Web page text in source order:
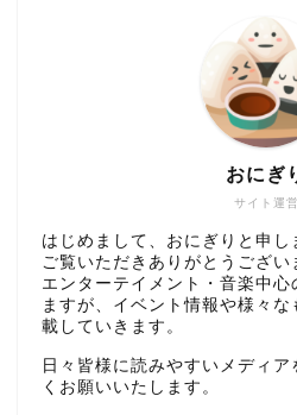
サイト運営
おにぎ
はじめまして、おにぎりと申
ご覧いただきありがとうござい
エンターテイメント・音楽中心
ますが、イベント情報や様々
載していきます。
日々皆様に読みやすいメディ
くお願いいたします。